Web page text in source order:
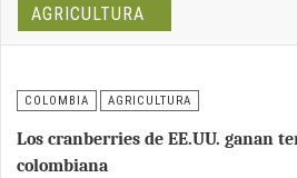
septiembre de este año, en www.labenchile.cl.
AGRICULTURA
COLOMBIA AGRICULTURA
Los cranberries de EE.UU. ganan
colombiana